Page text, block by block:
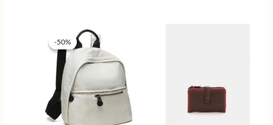
-50%
-50%